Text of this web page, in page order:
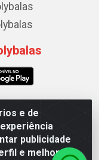
e de
publicidade
e melhorar a
173 Galpão B -
075 - CNPJ